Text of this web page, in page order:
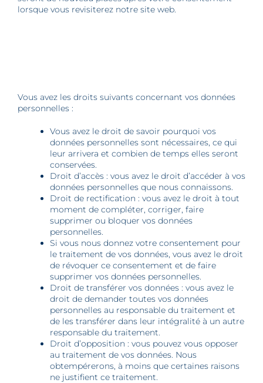
lorsque vous revisiterez notre site web.
Vous avez les droits suivants concernant vos données
personnelles :
Vous avez le droit de savoir pourquoi vos
données personnelles sont nécessaires, ce qui
leur arrivera et combien de temps elles seront
conservées.
Droit d’accès : vous avez le droit d’accéder à vos
données personnelles que nous connaissons.
Droit de rectification : vous avez le droit à tout
moment de compléter, corriger, faire
supprimer ou bloquer vos données
personnelles.
Si vous nous donnez votre consentement pour
le traitement de vos données, vous avez le droit
de révoquer ce consentement et de faire
supprimer vos données personnelles.
Droit de transférer vos données : vous avez le
droit de demander toutes vos données
personnelles au responsable du traitement et
de les transférer dans leur intégralité à un autre
responsable du traitement.
Droit d’opposition : vous pouvez vous opposer
au traitement de vos données. Nous
obtempérerons, à moins que certaines raisons
ne justifient ce traitement.